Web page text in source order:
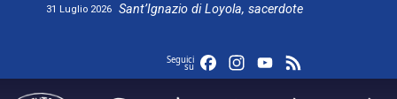
31 Luglio 2026 Sant’Ignazio di Loyola, sacerdote
Seguici
su FacebookInstagram
YouTube